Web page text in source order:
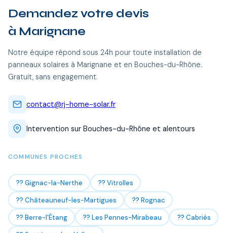
Demandez votre devis
à Marignane
Notre équipe répond sous 24h pour toute installation de
panneaux solaires à Marignane et en Bouches-du-Rhône.
Gratuit, sans engagement.
contact@rj-home-solar.fr
Intervention sur Bouches-du-Rhône et alentours
COMMUNES PROCHES
?? Gignac-la-Nerthe
?? Vitrolles
?? Châteauneuf-les-Martigues
?? Rognac
?? Berre-l'Étang
?? Les Pennes-Mirabeau
?? Cabriès